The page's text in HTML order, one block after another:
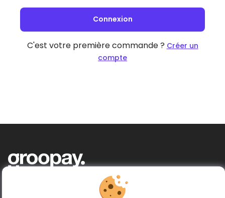
Connexion
C'est votre première commande ? Créer un
compte
Acheter ensemble, donner plus